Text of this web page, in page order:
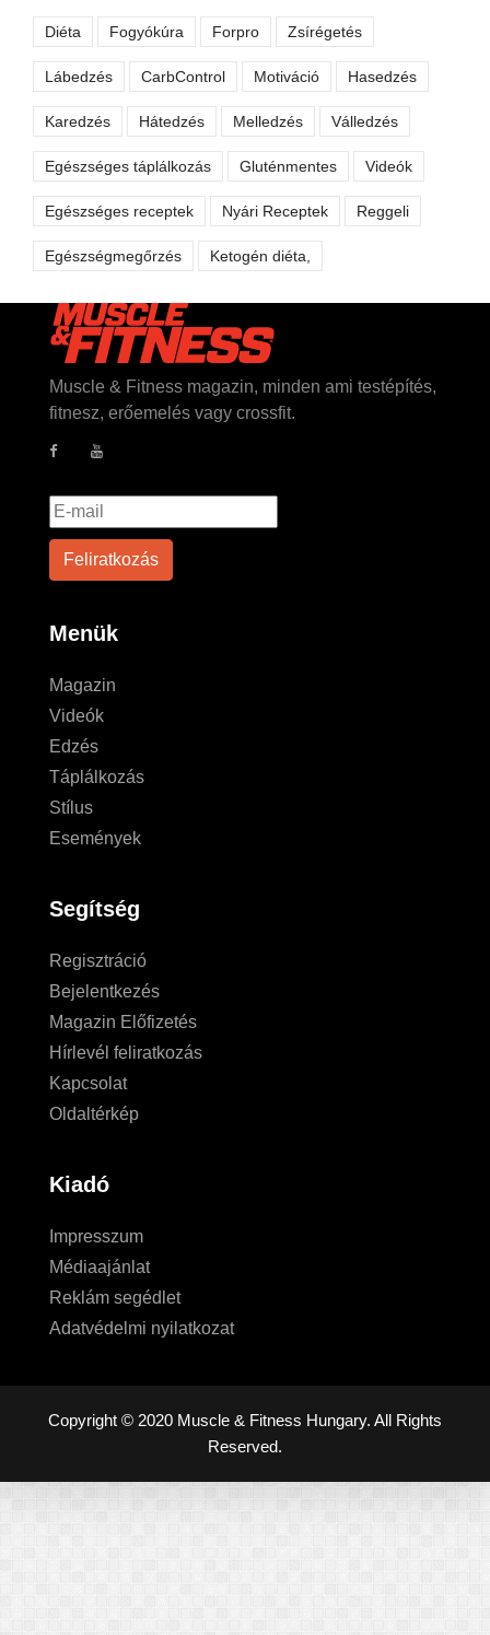
Diéta Fogyókúra Forpro Zsírégetés
Lábedzés CarbControl Motiváció Hasedzés
Karedzés Hátedzés Melledzés Válledzés
Egészséges táplálkozás Gluténmentes Videók
Egészséges receptek Nyári Receptek Reggeli
Egészségmegőrzés Ketogén diéta,
Muscle & Fitness magazin, minden ami testépítés,
fitnesz, erőemelés vagy crossfit.
Menük
Magazin
Videók
Edzés
Táplálkozás
Stílus
Események
Segítség
Regisztráció
Bejelentkezés
Magazin Előfizetés
Hírlevél feliratkozás
Kapcsolat
Oldaltérkép
Kiadó
Impresszum
Médiaajánlat
Reklám segédlet
Adatvédelmi nyilatkozat
Copyright © 2020 Muscle & Fitness Hungary. All Rights
Reserved.